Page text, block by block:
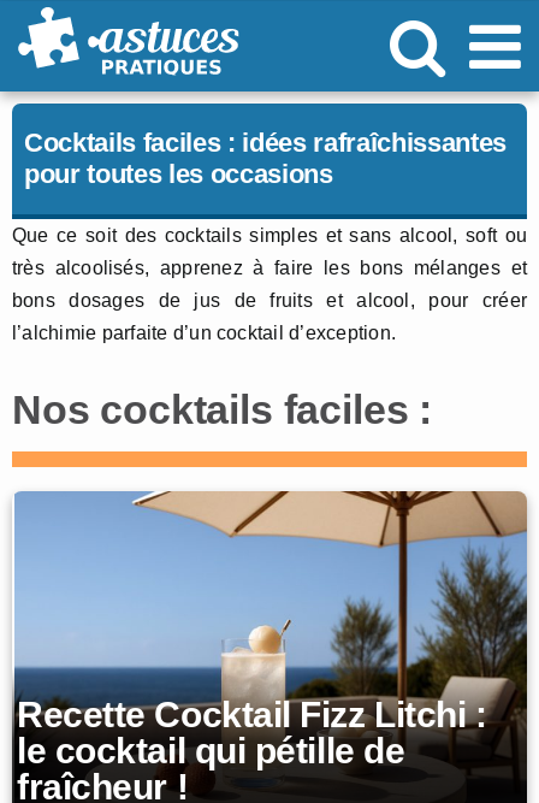
Passer
au
Cocktails faciles : idées rafraîchissantes
pour toutes les occasions
Que ce soit des cocktails simples et sans alcool, soft ou
très alcoolisés, apprenez à faire les bons mélanges et
bons dosages de jus de fruits et alcool, pour créer
l’alchimie parfaite d’un cocktail d’exception.
Nos cocktails faciles :
Recette Cocktail Fizz Litchi :
le cocktail qui pétille de
fraîcheur !